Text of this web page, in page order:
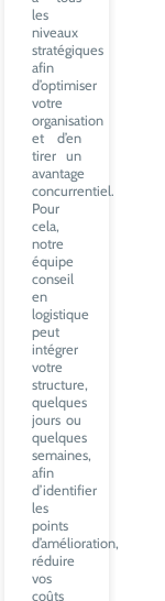
les
niveaux
stratégiques
afin
d’optimiser
votre
organisation
et d’en
tirer un
avantage
concurrentiel.
Pour
cela,
notre
équipe
conseil
en
logistique
peut
intégrer
votre
structure,
quelques
jours ou
quelques
semaines,
afin
d’identifier
les
points
d’amélioration,
réduire
vos
coûts